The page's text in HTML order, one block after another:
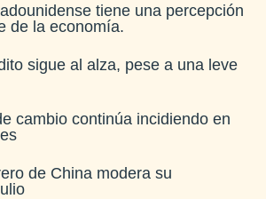
tiene una percepción
de la economía​.
sigue al alza, pese a una leve
cambio continúa incidiendo en
de China modera su